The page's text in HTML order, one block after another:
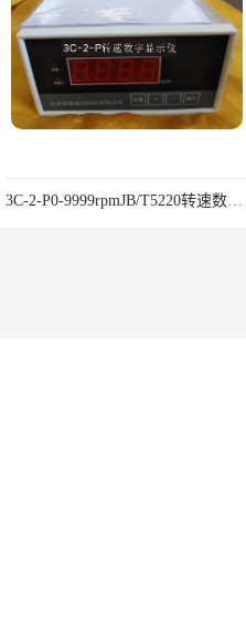
3C-2-P0-9999rpmJB/T5220转速数字显示仪鸿泰产品性能